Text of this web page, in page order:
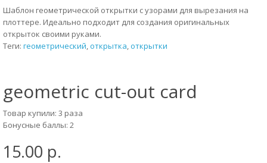
Шаблон геометрической открытки с узорами для вырезания на
плоттере. Идеально подходит для создания оригинальных
открыток своими руками.
Теги: геометрический,открытка,открытки
geometric cut-out card
Товар купили: 3 раза
Бонусные баллы: 2
15.00 р.